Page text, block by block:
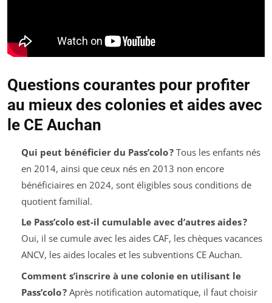
Questions courantes pour profiter
au mieux des colonies et aides avec
le CE Auchan
Qui peut bénéficier du Pass’colo ?Tous les enfants nés
en 2014, ainsi que ceux nés en 2013 non encore
bénéficiaires en 2024, sont éligibles sous conditions de
quotient familial.
Le Pass’colo est-il cumulable avec d’autres aides ?
Oui, il se cumule avec les aides CAF, les chèques vacances
ANCV, les aides locales et les subventions CE Auchan.
Comment s’inscrire à une colonie en utilisant le
Pass’colo ?Après notification automatique, il faut choisir